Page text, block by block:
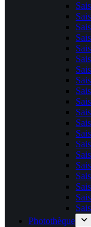
Photothèque